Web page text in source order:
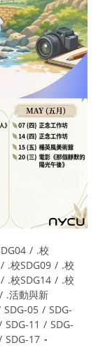
/ .校
/ .校SDG09 / .校
/ .校SDG14 / .校
/ .活動與新
SDG-05 / SDG-
SDG-11 / SDG-
SDG-17